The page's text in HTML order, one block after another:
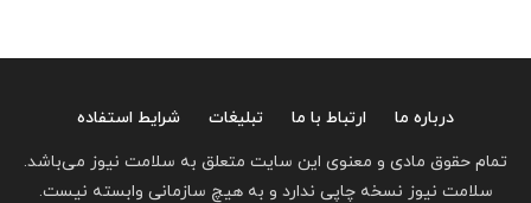
درباره ما ارتباط با ما تبلیغات
شرایط استفاده
تمام حقوق مادی و معنوی این سایت متعلق به سلامت نیوز می‌باشد.
سلامت نیوز نسخه چاپی ندارد و به هیچ سازمانی وابسته نیست.